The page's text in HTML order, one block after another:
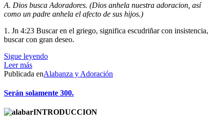
A. Dios busca Adoradores. (Dios anhela nuestra adoracion, así
como un padre anhela el afecto de sus hijos.)
1. Jn 4:23 Buscar en el griego, significa escudriñar con insistencia,
buscar con gran deseo.
Sigue leyendo
Leer más
Publicada enAlabanza y Adoración
Serán solamente 300.
INTRODUCCION